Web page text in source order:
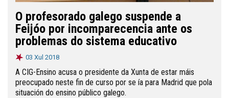
O profesorado galego suspende a
Feijóo por incomparecencia ante os
problemas do sistema educativo
03 Xul 2018
A CIG-Ensino acusa o presidente da Xunta de estar máis
preocupado neste fin de curso por se ía para Madrid que pola
situación do ensino público galego.